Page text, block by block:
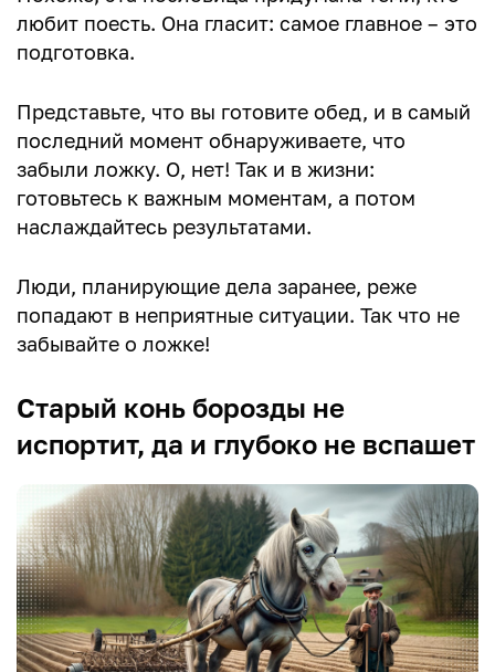
любит поесть. Она гласит: самое главное – это
подготовка.
Представьте, что вы готовите обед, и в самый
последний момент обнаруживаете, что
забыли ложку. О, нет! Так и в жизни:
готовьтесь к важным моментам, а потом
наслаждайтесь результатами.
Люди, планирующие дела заранее, реже
попадают в неприятные ситуации. Так что не
забывайте о ложке!
Старый конь борозды не
испортит, да и глубоко не вспашет